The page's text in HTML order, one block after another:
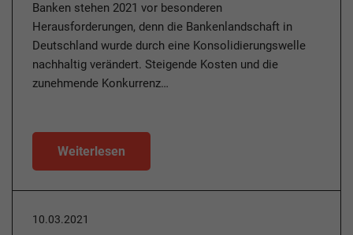
Banken stehen 2021 vor besonderen
Herausforderungen, denn die Bankenlandschaft in
Deutschland wurde durch eine Konsolidierungswelle
nachhaltig verändert. Steigende Kosten und die
zunehmende Konkurrenz…
Weiterlesen
10.03.2021